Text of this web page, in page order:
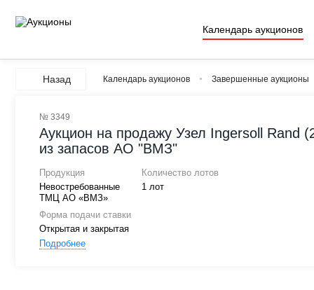
Календарь аукционов
Назад Календарь аукционов Завершенные аукционы
№ 3349
Аукцион на продажу Узел Ingersoll Rand
из запасов АО "ВМЗ"
Продукция
Невостребованные
ТМЦ АО «ВМЗ»
Количество лотов
1 лот
Форма подачи ставки
Открытая и закрытая
Подробнее